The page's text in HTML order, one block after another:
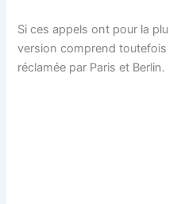
Si ces appels ont pour la
version comprend
réclamée par Paris et Berlin.